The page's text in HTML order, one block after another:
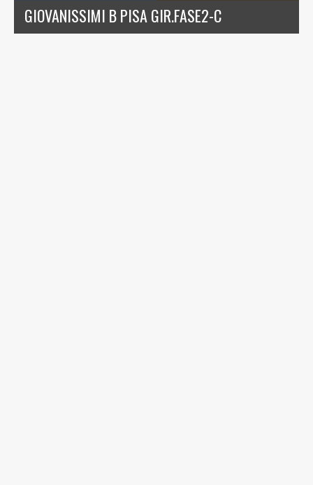
GIOVANISSIMI B PISA GIR.FASE2-C